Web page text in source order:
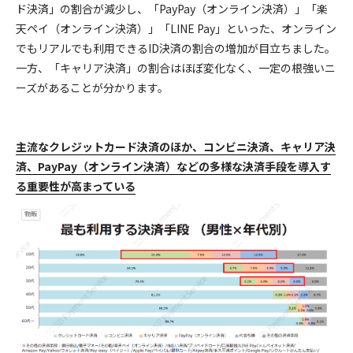
ド決済」の割合が減少し、「PayPay（オンライン決済）」「楽
天ペイ（オンライン決済）」「LINE Pay」といった、オンライン
でもリアルでも利用できるID決済の割合の増加が目立ちました。
一方、「キャリア決済」の割合はほぼ変化なく、一定の根強いニ
ーズがあることが分かります。
主流なクレジットカード決済のほか、コンビニ決済、キャリア決
済、PayPay（オンライン決済）などの多様な決済手段を導入す
る重要性が高まっている